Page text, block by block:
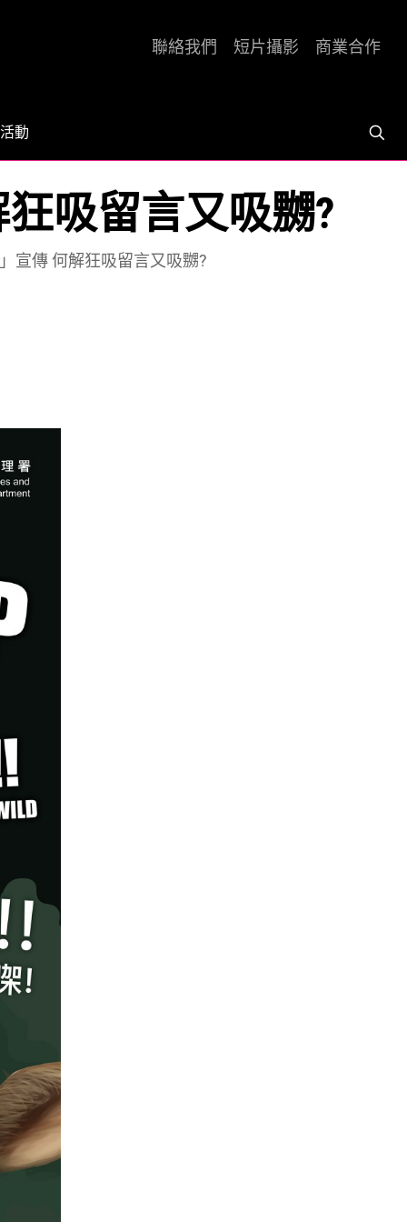
活動
聯絡我們 短片攝影 商業合作
吸留言又吸嬲?
宣傳 何解狂吸留言又吸嬲?